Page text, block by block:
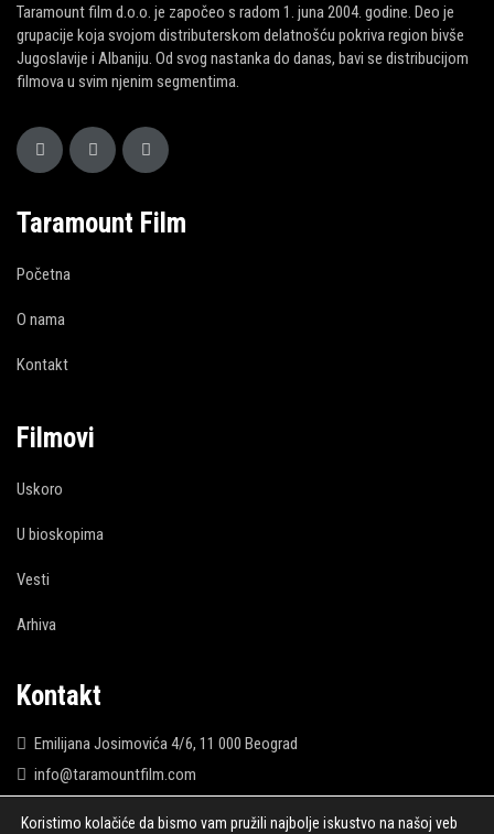
Taramount film d.o.o. je započeo s radom 1. juna 2004. godine. Deo je
grupacije koja svojom distributerskom delatnošću pokriva region bivše
Jugoslavije i Albaniju. Od svog nastanka do danas, bavi se distribucijom
filmova u svim njenim segmentima.
Taramount Film
Početna
O nama
Kontakt
Filmovi
Uskoro
U bioskopima
Vesti
Arhiva
Kontakt
Emilijana Josimovića 4/6, 11 000 Beograd
info@taramountfilm.com
Koristimo kolačiće da bismo vam pružili najbolje iskustvo na našoj veb